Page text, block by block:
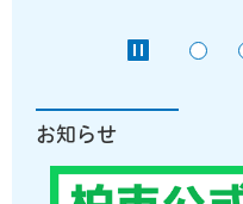
お知らせ